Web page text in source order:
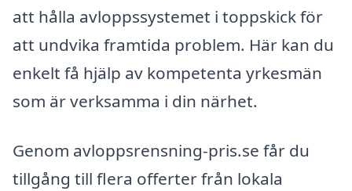
att hålla avloppssystemet i toppskick för
att undvika framtida problem. Här kan du
enkelt få hjälp av kompetenta yrkesmän
som är verksamma i din närhet.
Genom avloppsrensning-pris.se får du
tillgång till flera offerter från lokala